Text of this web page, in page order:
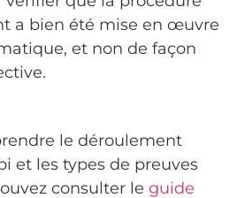
a bien été mise en œuvre
et non de façon
le déroulement
et les types de preuves
consulter le guide